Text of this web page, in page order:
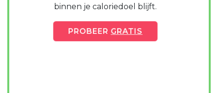
binnen je caloriedoel blijft.
PROBEER GRATIS